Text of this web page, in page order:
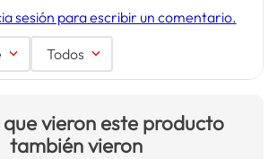
sesión para escribir un comentario.
Todos
vieron este producto
también vieron